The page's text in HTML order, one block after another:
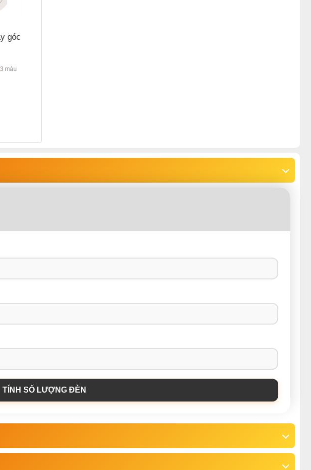
góc
3 màu
TÍNH SỐ LƯỢNG ĐÈN